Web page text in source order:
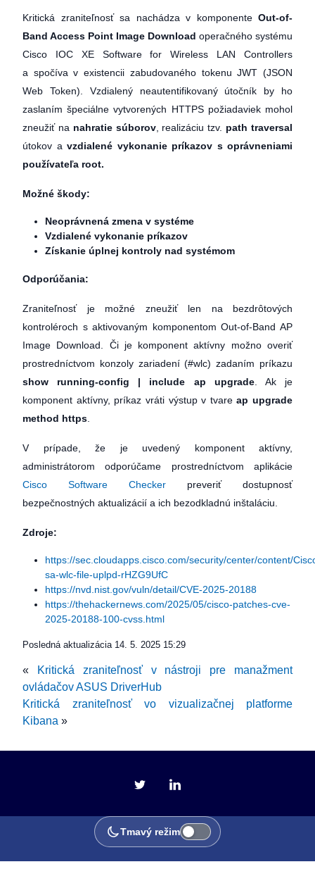
Kritická zraniteľnosť sa nachádza v komponente Out-of-
Band Access Point Image Download operačného systému
Cisco IOC XE Software for Wireless LAN Controllers
a spočíva v existencii zabudovaného tokenu JWT (JSON
Web Token). Vzdialený neautentifikovaný útočník by ho
zaslaním špeciálne vytvorených HTTPS požiadaviek mohol
zneužiť na nahratie súborov, realizáciu tzv. path traversal
útokov a vzdialené vykonanie príkazov s oprávneniami
používateľa root.
Možné škody:
Neoprávnená zmena v systéme
Vzdialené vykonanie príkazov
Získanie úplnej kontroly nad systémom
Odporúčania:
Zraniteľnosť je možné zneužiť len na bezdrôtových
kontroléroch s aktivovaným komponentom Out-of-Band AP
Image Download. Či je komponent aktívny možno overiť
prostredníctvom konzoly zariadení (#wlc) zadaním príkazu
show running-config | include ap upgrade. Ak je
komponent aktívny, príkaz vráti výstup v tvareap upgrade
method https
V prípade, že je uvedený komponent aktívny,
administrátorom odporúčame prostredníctvom aplikácie
Cisco Software Checker preveriť dostupnosť
bezpečnostných aktualizácií a ich bezodkladnú inštaláciu.
Zdroje:
https://sec.cloudapps.cisco.com/security/center/content/
sa-wlc-file-uplpd-rHZG9UfC
https://nvd.nist.gov/vuln/detail/CVE-2025-20188
https://thehackernews.com/2025/05/cisco-patches-cve-
2025-20188-100-cvss.html
Posledná aktualizácia 14. 5. 2025 15:29
«
Kritická zraniteľnosť v nástroji pre manažment
ovládačov ASUS DriverHub
Kritická zraniteľnosť vo vizualizačnej platforme
Kibana »
Tmavý režim